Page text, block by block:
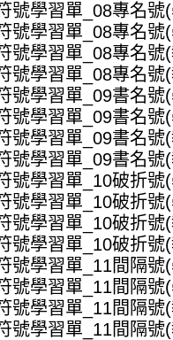
號學習單_08專名號
號學習單_08專名號
號學習單_08專名號
號學習單_08專名號
號學習單_09書名號
號學習單_09書名號
號學習單_09書名號
號學習單_09書名號
號學習單_10破折號
號學習單_10破折號
號學習單_10破折號
號學習單_10破折號
號學習單_11間隔號
號學習單_11間隔號
號學習單_11間隔號
號學習單_11間隔號